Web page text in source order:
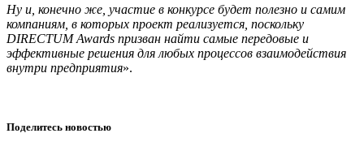
Ну и, конечно же, участие в конкурсе будет полезно и самим
компаниям, в которых проект реализуется, поскольку
DIRECTUM Awards призван найти самые передовые и
эффективные решения для любых процессов взаимодействия
внутри предприятия».
Поделитесь новостью